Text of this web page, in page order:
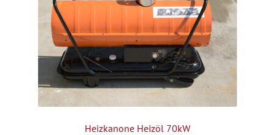
Heizkanone Heizöl 70kW